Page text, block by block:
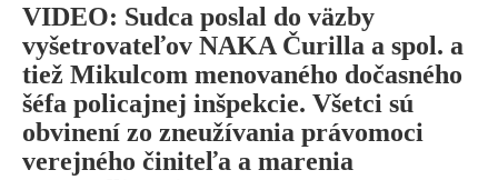
VIDEO: Sudca poslal do väzby
vyšetrovateľov NAKA Čurilla a spol. a
tiež Mikulcom menovaného dočasného
šéfa policajnej inšpekcie. Všetci sú
obvinení zo zneužívania právomoci
verejného činiteľa a marenia